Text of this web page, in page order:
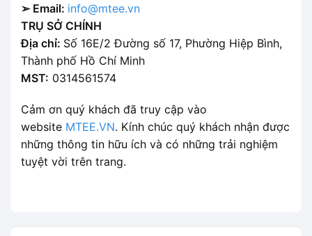
➢ Email: info@mtee.vn
TRỤ SỞ CHÍNH
Địa chỉ: Số 16E/2 Đường số 17, Phường Hiệp Bình,
Thành phố Hồ Chí Minh
MST: 0314561574
Cảm ơn quý khách đã truy cập vào
website MTEE.VN. Kính chúc quý khách nhận được
những thông tin hữu ích và có những trải nghiệm
tuyệt vời trên trang.